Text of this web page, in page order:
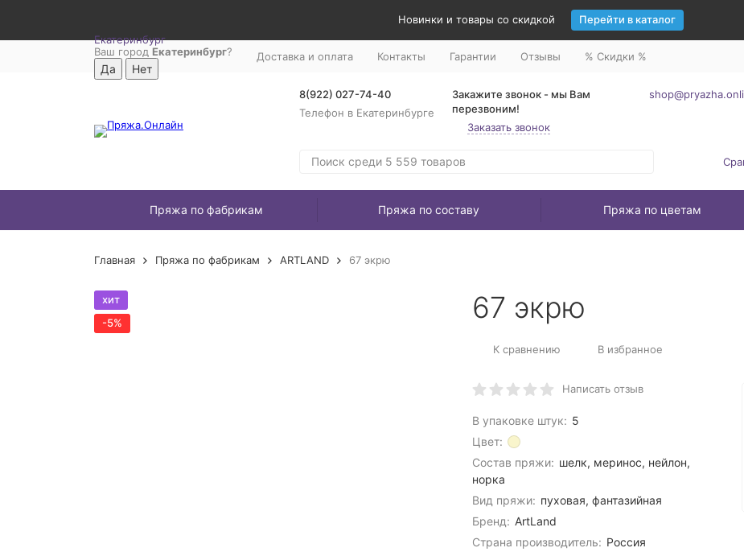
Новинки и товары со скидкой
Перейти в каталог
Екатеринбург
Ваш город Екатеринбург? Доставка и оплата Контакты Гарантии Отзывы % Скидки %
8(922) 027-74-40
Телефон в Екатеринбурге
Закажите звонок - мы Вам
перезвоним!
Заказать звонок
Пряжа по фабрикам Пряжа по составу Пряжа по цветам
Главная Пряжа по фабрикам ARTLAND 67 экрю
хит
-5%
67 экрю
К сравнению В избранное
Написать отзыв
В упаковке штук: 5
Цвет:
Состав пряжи: шелк, меринос, нейлон,
норка
Вид пряжи: пуховая, фантазийная
Бренд: ArtLand
Страна производитель: Россия